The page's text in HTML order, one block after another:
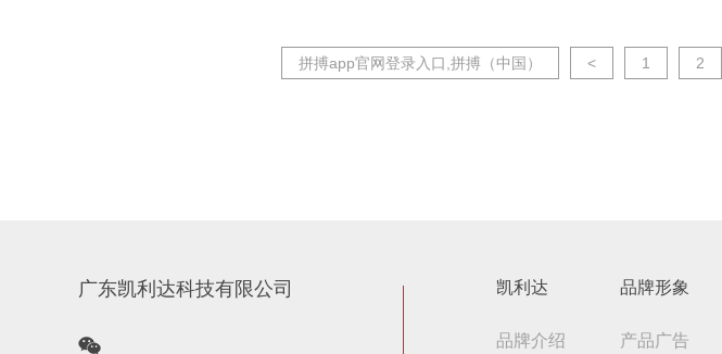
拼搏app官网登录入口,拼搏（中国） < 1 2
广东凯利达科技有限公司 品牌形象
产品广告
凯利达
品牌介绍